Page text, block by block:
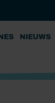
NIEUWS